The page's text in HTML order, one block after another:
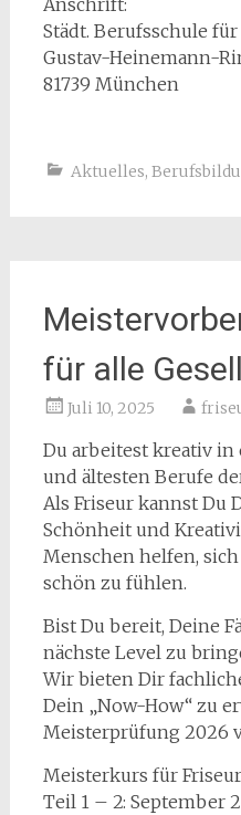
Städt. Berufsschule
Gustav-Heinemann-
81739 München
Aktuelles,
für alle
Juli 10, 2025
Du arbeitest kreativ
und ältesten Berufe
Als Friseur kannst Du
Schönheit und
Menschen helfen,
schön zu fühlen.
Bist Du bereit, Deine
nächste Level zu
Wir bieten Dir
Dein „Now-How“ zu
Meisterprüfung 2026
Meisterkurs für
Teil 1 – 2: September